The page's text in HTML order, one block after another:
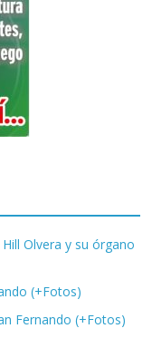
Olvera y su órgano
(+Fotos)
Fernando (+Fotos)